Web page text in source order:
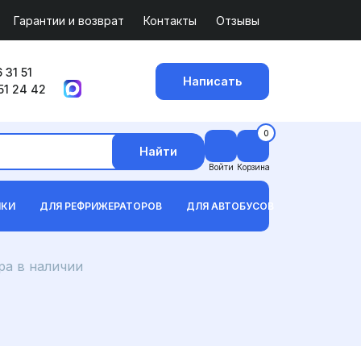
Гарантии и возврат Контакты Отзывы
51
24 42
Написать
Найти
Войти
0
Корзина
ДЛЯ РЕФРИЖЕРАТОРОВ ДЛЯ АВТОБУСОВ
в наличии